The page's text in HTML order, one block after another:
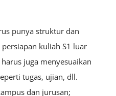
punya struktur dan
persiapan kuliah S1 luar
juga menyesuaikan
tugas, ujian, dll.
dan jurusan;